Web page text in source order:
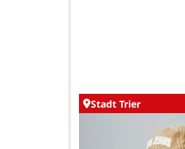
Stadt Trier